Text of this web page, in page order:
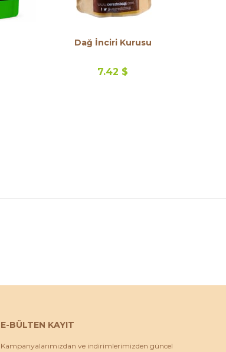
Dağ İnciri Kurusu
7.42 $
E-BÜLTEN KAYIT
Kampanyalarımızdan ve indirimlerimizden güncel